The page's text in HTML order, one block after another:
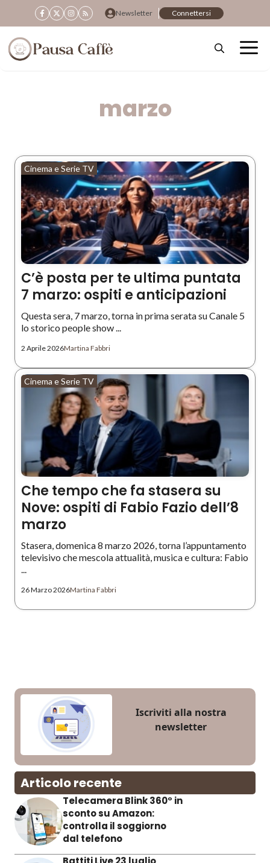
al
contenuto
Newsletter Connettersi
marzo
Cinema e Serie TV
C’è posta per te ultima puntata
7 marzo: ospiti e anticipazioni
Questa sera, 7 marzo, torna in prima serata su Canale 5
lo storico people show ...
2 Aprile 2026Martina Fabbri
Cinema e Serie TV
Che tempo che fa stasera su
Nove: ospiti di Fabio Fazio dell’8
marzo
Stasera, domenica 8 marzo 2026, torna l’appuntamento
televisivo che mescola attualità, musica e cultura: Fabio
...
26 Marzo 2026Martina Fabbri
Iscriviti alla nostra
newsletter
Articolo recente
Telecamera Blink 360° in
sconto su Amazon:
controlla il soggiorno
dal telefono